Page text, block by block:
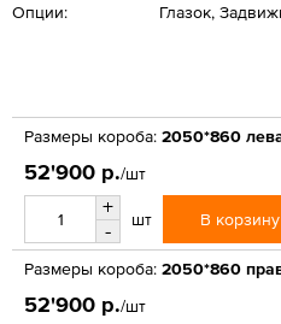
Опции:
Глазок,
Размеры короба: 2050*860
52'900 р./шт
+
-
шт В корзину
Размеры короба: 2050*860
52'900 р./шт